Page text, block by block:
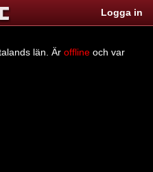
Logga in
län. Är offline och var